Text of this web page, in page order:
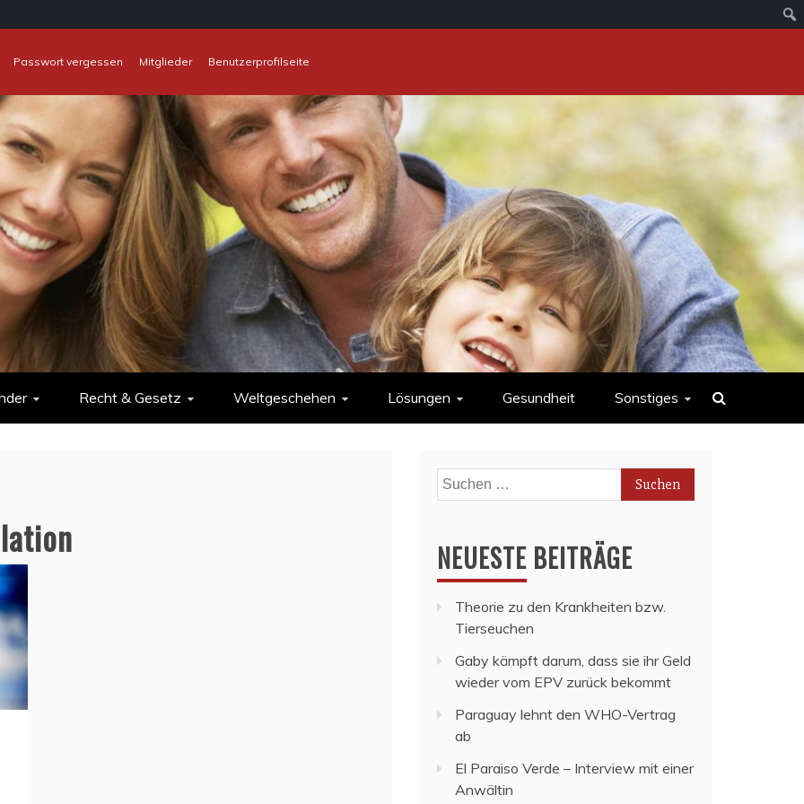
Passwort vergessen Mitglieder
Benutzerprofilseite
Recht & Gesetz Weltgeschehen Lösungen Gesundheit Sonstiges
Suchen
nach:
NEUESTE BEITRÄGE
Theorie zu den Krankheiten bzw.
Tierseuchen
Gaby kämpft darum, dass sie ihr Geld
wieder vom EPV zurück bekommt
Paraguay lehnt den WHO-Vertrag
ab
El Paraiso Verde – Interview mit einer
Anwältin